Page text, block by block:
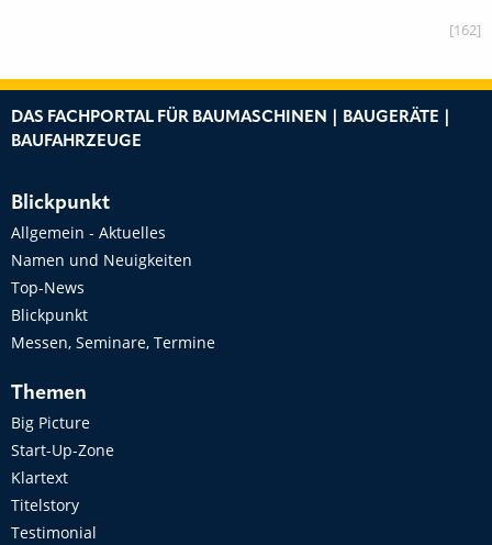
[162]
DAS FACHPORTAL FÜR BAUMASCHINEN | BAUGERÄTE |
BAUFAHRZEUGE
Blickpunkt
Allgemein - Aktuelles
Namen und Neuigkeiten
Top-News
Blickpunkt
Messen, Seminare, Termine
Themen
Big Picture
Start-Up-Zone
Klartext
Titelstory
Testimonial